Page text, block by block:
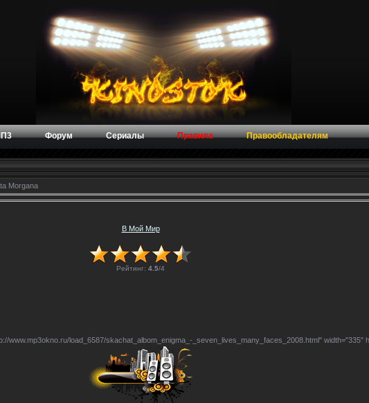
Форум Сериалы Правила Правообладателям
Morgana
В Мой Мир
Рейтинг: 4.5/4
www.mp3okno.ru/load_6587/skachat_albom_enigma_-_seven_lives_many_faces_2008.html" width="335"